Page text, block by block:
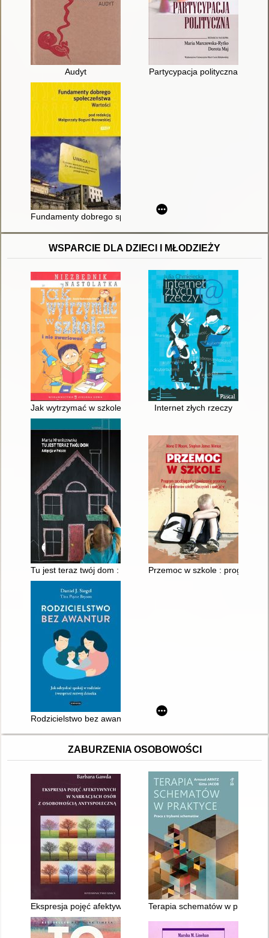
Audyt Partycypacja polityczna
Fundamenty dobrego społeczeństwa : wartości
WSPARCIE DLA DZIECI I MŁODZIEŻY
Jak wytrzymać w szkole i nie zwariować : niezbędnik
Internet złych rzeczy
Tu jest teraz twój dom : adopcja w PolscePrzemoc w szkole : program
Rodzicielstwo bez awantur : jak odzyskać spokój w rodzinie i
ZABURZENIA OSOBOWOŚCI
Ekspresja pojęć afektywnych w narracjach osób z
Terapia schematów w